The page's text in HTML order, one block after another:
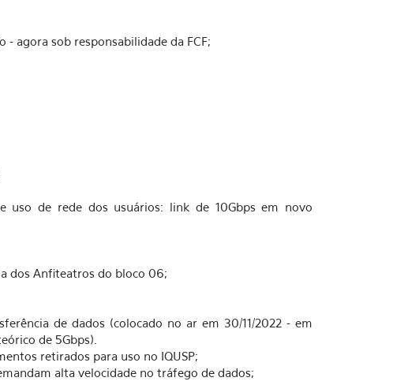
agora sob responsabilidade da FCF;
uso de rede dos usuários: link de 10Gbps em novo
dos Anfiteatros do bloco 06;
de dados (colocado no ar em 30/11/2022 - em
de 5Gbps).
retirados para uso no IQUSP;
alta velocidade no tráfego de dados;